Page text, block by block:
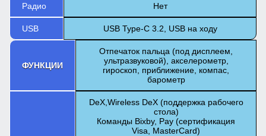
Радио Нет
USB USB Type-C 3.2, USB на ходу
ФУНКЦИИ
Отпечаток пальца (под дисплеем,
ультразвуковой), акселерометр,
гироскоп, приближение, компас,
барометр
DeX,Wireless DeX (поддержка рабочего
стола)
Команды Bixby, Pay (сертификация
Visa, MasterCard)